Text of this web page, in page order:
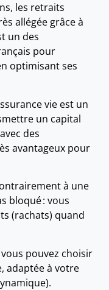
les retraits
allégée grâce à
un des
pour
optimisant ses
vie est un
un capital
des
avantageux pour
à une
bloqué : vous
(rachats) quand
vous pouvez choisir
adaptée à votre